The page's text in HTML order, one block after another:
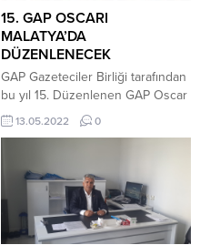
15. GAP OSCARI
MALATYA’DA
DÜZENLENECEK
GAP Gazeteciler Birliği tarafından
bu yıl 15. Düzenlenen GAP Oscar
ödül töreni 14 Mayıs 2022
Cumartesi günü Malatya , Fahri
Safir salonunda düzenlenecek
törenle sahiplerini bulacak..
Türkiye’nin dört bir köşesinden
ve Yurt Dışından Gazeteciler ,
Siyaset ve İş adamları ile çok
13.05.2022 0